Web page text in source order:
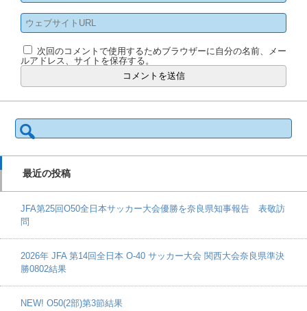
次回のコメントで使用するためブラウザーに自分の名前、メー
ルアドレス、サイトを保存する。
検
索:
最近の投稿
JFA第25回O50全日本サッカー大会優勝を奈良県知事報告 表敬訪
問
2026年 JFA 第14回全日本 O-40 サッカー大会 関西大会奈良県準決
勝0802結果
NEW! O50(2部)第3節結果